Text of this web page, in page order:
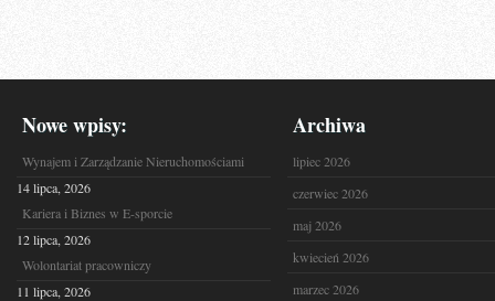
Nowe wpisy:
Wynajem i Zarządzanie Nieruchomościami
14 lipca, 2026
Kariera i Biznes w E-sporcie
12 lipca, 2026
Wolontariat pracowniczy
11 lipca, 2026
Archiwa
lipiec 2026
czerwiec 2026
maj 2026
kwiecień 2026
marzec 2026